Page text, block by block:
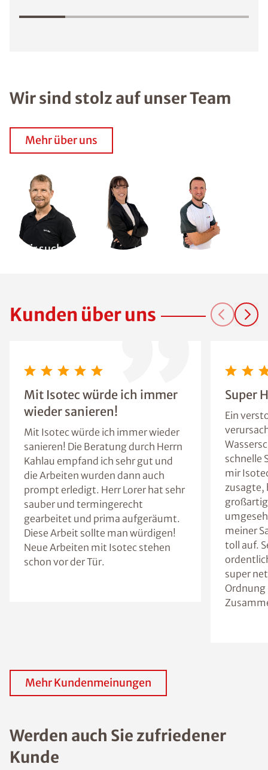
Wir sind stolz auf unser Team
Mehr über uns
Wir suchen
Kunden über uns
Mit Isotec würde ich immer
wieder sanieren!
Mit Isotec würde ich immer wieder
sanieren! Die Beratung durch Herrn
Kahlau empfand ich sehr gut und
die Arbeiten wurden dann auch
prompt erledigt. Herr Lorer hat sehr
sauber und termingerecht
gearbeitet und prima aufgeräumt.
Diese Arbeit sollte man würdigen!
Neue Arbeiten mit Isotec stehen
schon vor der Tür.
Super
Ein
schnelle
mir
zusagte,
meiner
toll auf.
super
Ordnung
Mehr Kundenmeinungen
Werden auch Sie zufriedener
Kunde